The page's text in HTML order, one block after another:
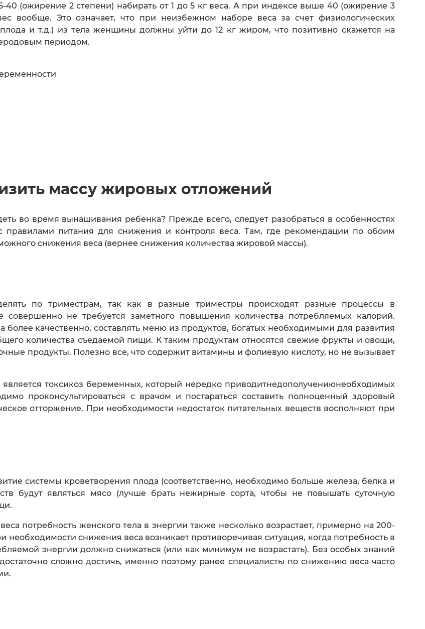
40 (ожирение 2 степени) набирать от 1 до 5 кг веса. А при индексе выше 40 (ожирение 3
вообще. Это означает, что при неизбежном наборе веса за счет физиологических
и т.д.) из тела женщины должны уйти до 12 кг жиром, что позитивно скажется на
периодом.
массу жировых отложений
во время вынашивания ребенка? Прежде всего, следует разобраться в особенностях
питания для снижения и контроля веса. Там, где рекомендации по обоим
снижения веса (вернее снижения количества жировой массы).
по триместрам, так как в разные триместры происходят разные процессы в
не требуется заметного повышения количества потребляемых калорий.
качественно, составлять меню из продуктов, богатых необходимыми для развития
количества съедаемой пищи. К таким продуктам относятся свежие фрукты и овощи,
продукты. Полезно все, что содержит витамины и фолиевую кислоту, но не вызывает
токсикоз беременных, который нередко приводитнедополучениюнеобходимых
проконсультироваться с врачом и постараться составить полноценный здоровый
отторжение. При необходимости недостаток питательных веществ восполняют при
системы кроветворения плода (соответственно, необходимо больше железа, белка и
будут являться мясо (лучше брать нежирные сорта, чтобы не повышать суточную
потребность женского тела в энергии также несколько возрастает, примерно на 200-
необходимости снижения веса возникает противоречивая ситуация, когда потребность в
энергии должно снижаться (или как минимум не возрастать). Без особых знаний
сложно достичь, именно поэтому ранее специалисты по снижению веса часто